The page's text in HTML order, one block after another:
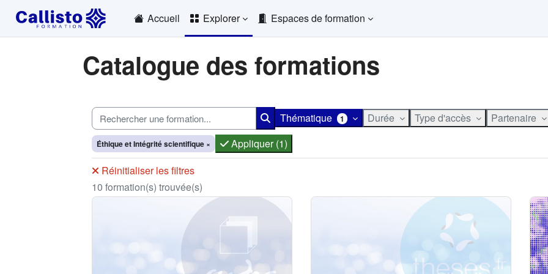
Passer au contenu principal
Accueil
Explorer Espaces de formation
Catalogue des formations
Thématique 1 Durée Type d'accès Partenaire
Éthique et Intégrité scientifique ×
Appliquer (1)
Réinitialiser les filtres
10 formation(s) trouvée(s)